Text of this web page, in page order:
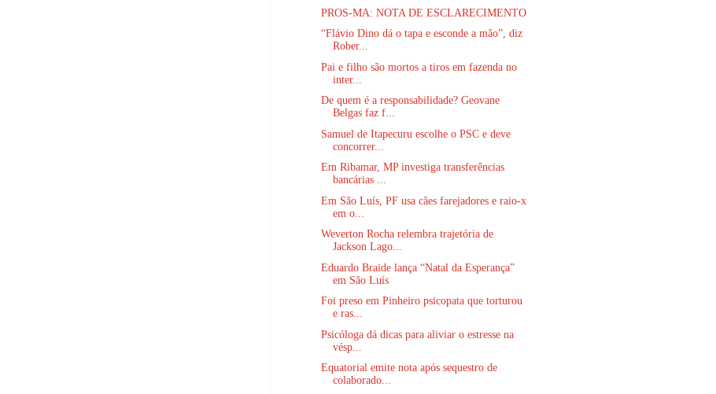
PROS-MA: NOTA DE ESCLARECIMENTO
“Flávio Dino dá o tapa e esconde a mão”, diz
Rober...
Pai e filho são mortos a tiros em fazenda no
inter...
De quem é a responsabilidade? Geovane
Belgas faz f...
Samuel de Itapecuru escolhe o PSC e deve
concorrer...
Em Ribamar, MP investiga transferências
bancárias ...
Em São Luís, PF usa cães farejadores e raio-x
em o...
Weverton Rocha relembra trajetória de
Jackson Lago...
Eduardo Braide lança “Natal da Esperança”
em São Luís
Foi preso em Pinheiro psicopata que torturou
e ras...
Psicóloga dá dicas para aliviar o estresse na
vésp...
Equatorial emite nota após sequestro de
colaborado...